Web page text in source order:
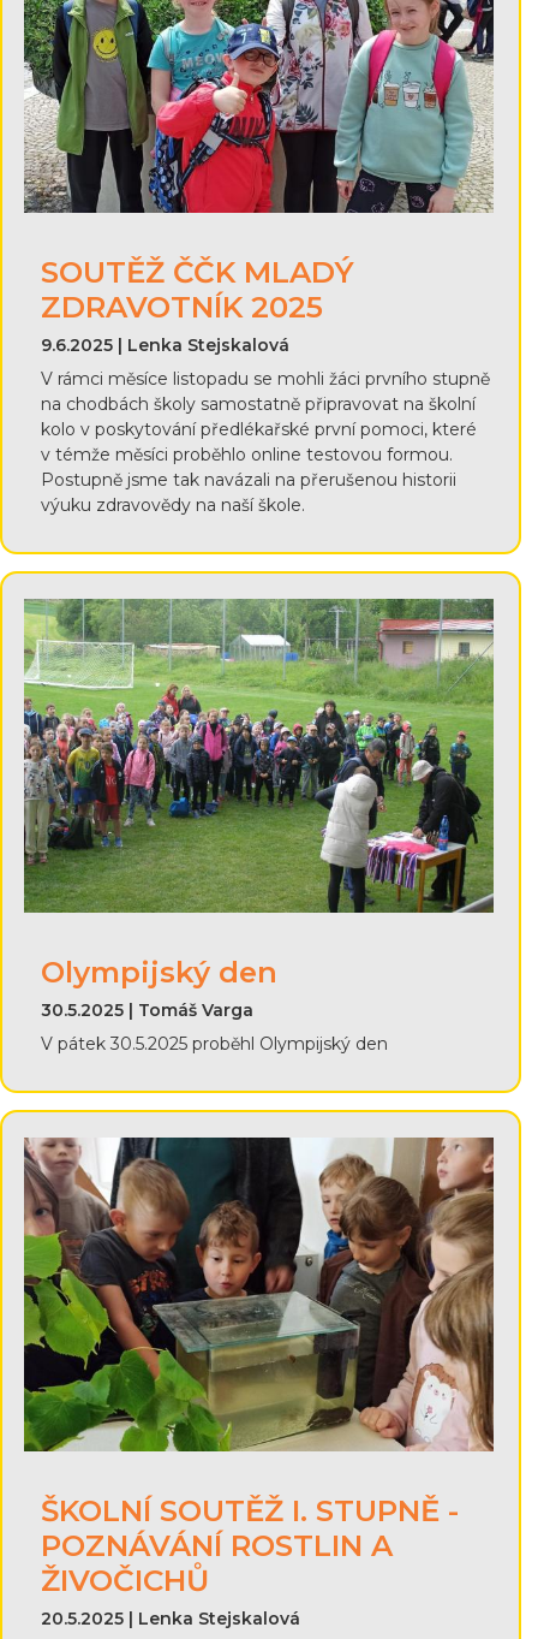
SOUTĚŽ ČČK MLADÝ
ZDRAVOTNÍK 2025
9.6.2025 | Lenka Stejskalová
V rámci měsíce listopadu se mohli žáci prvního stupně
na chodbách školy samostatně připravovat na školní
kolo v poskytování předlékařské první pomoci, které
v témže měsíci proběhlo online testovou formou.
Postupně jsme tak navázali na přerušenou historii
výuku zdravovědy na naší škole.
Olympijský den
30.5.2025 | Tomáš Varga
V pátek 30.5.2025 proběhl Olympijský den
ŠKOLNÍ SOUTĚŽ I. STUPNĚ -
POZNÁVÁNÍ ROSTLIN A
ŽIVOČICHŮ
20.5.2025 | Lenka Stejskalová